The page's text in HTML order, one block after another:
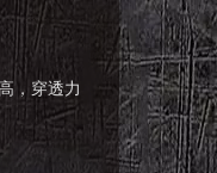
，穿透力